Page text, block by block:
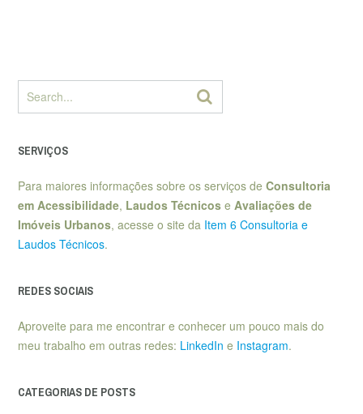
SERVIÇOS
Para maiores informações sobre os serviços de Consultoria
em Acessibilidade, Laudos Técnicos e Avaliações de
Imóveis Urbanos, acesse o site da Item 6 Consultoria e
Laudos Técnicos.
REDES SOCIAIS
Aproveite para me encontrar e conhecer um pouco mais do
meu trabalho em outras redes: LinkedIn e Instagram.
CATEGORIAS DE POSTS